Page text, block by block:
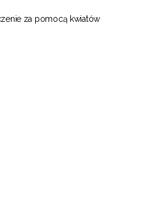
za pomocą kwiatów